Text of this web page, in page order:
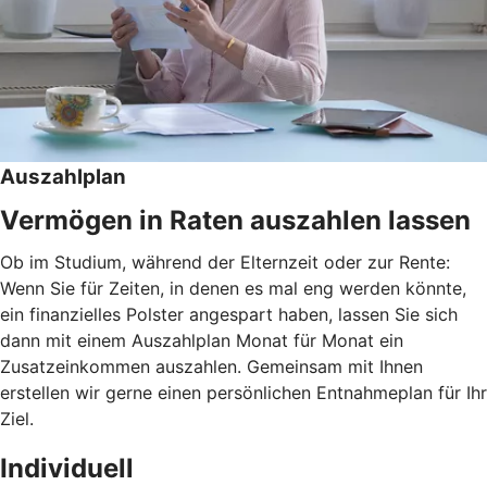
Auszahlplan
Vermögen in Raten auszahlen lassen
Ob im Studium, während der Elternzeit oder zur Rente:
Wenn Sie für Zeiten, in denen es mal eng werden könnte,
ein finanzielles Polster angespart haben, lassen Sie sich
dann mit einem Auszahlplan Monat für Monat ein
Zusatzeinkommen auszahlen. Gemeinsam mit Ihnen
erstellen wir gerne einen persönlichen Entnahmeplan für Ihr
Ziel.
Individuell